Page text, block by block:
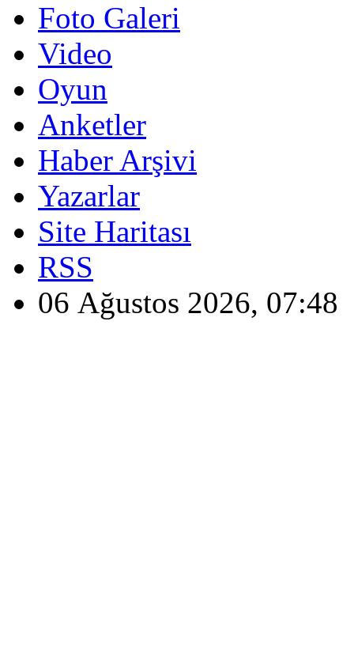
Foto Galeri
Video
Oyun
Anketler
Haber Arşivi
Yazarlar
Site Haritası
RSS
06 Ağustos 2026, 07:48